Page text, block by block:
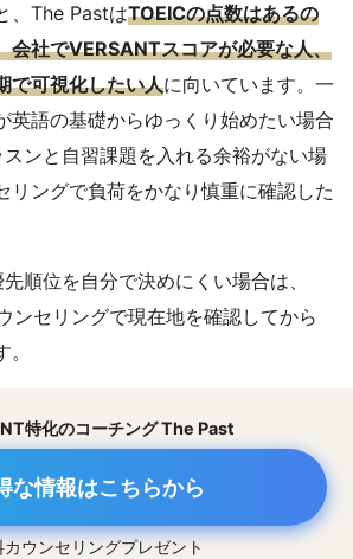
、The PastはTOEICの点数はあるの
会社でVERSANTスコアが必要な人、
で可視化したい人に向いています。一
英語の基礎からゆっくり始めたい場合
ンと自習課題を入れる余裕がない場
リングで負荷をかなり慎重に確認した
順位を自分で決めにくい場合は、
ンセリングで現在地を確認してから
特化のコーチング The Past
な情報はこちらから
カウンセリングプレゼント